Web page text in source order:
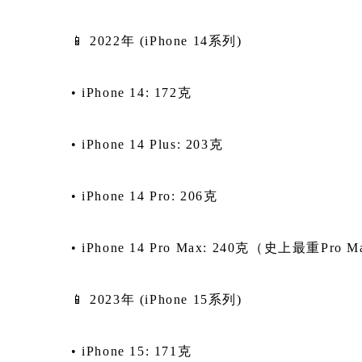
📱 2022年 (iPhone 14系列)
• iPhone 14: 172克
• iPhone 14 Plus: 203克
• iPhone 14 Pro: 206克
• iPhone 14 Pro Max: 240克（史上最重Pro
📱 2023年 (iPhone 15系列)
• iPhone 15: 171克